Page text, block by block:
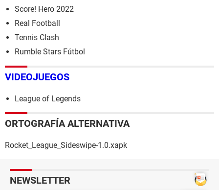
Score! Hero 2022
Real Football
Tennis Clash
Rumble Stars Fútbol
VIDEOJUEGOS
League of Legends
ORTOGRAFÍA ALTERNATIVA
Rocket_League_Sideswipe-1.0.xapk
NEWSLETTER